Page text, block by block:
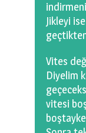
Jikleyi
Vites
Diyelim
vitesi